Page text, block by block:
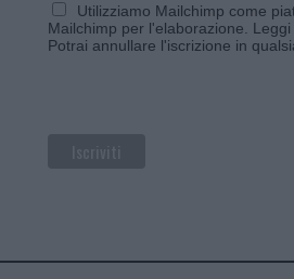
Utilizziamo Mailchimp come
Mailchimp per l'elaborazione.
Potrai annullare l'iscrizione in